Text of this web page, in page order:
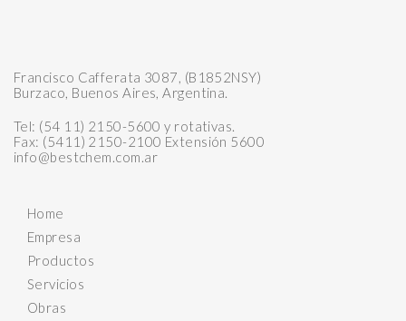
Francisco Cafferata 3087, (B1852NSY)
Burzaco, Buenos Aires, Argentina.
Tel: (54 11) 2150-5600 y rotativas.
Fax: (5411) 2150-2100 Extensión 5600
info@bestchem.com.ar
Home
Empresa
Productos
Servicios
Obras